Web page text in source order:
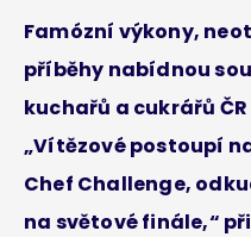
Famózní výkony,
příběhy nabídnou
kuchařů a cukrářů
„Vítězové postoupí
Chef Challenge,
na světové finále,“